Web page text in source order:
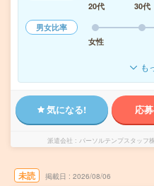
20代
30代
男女比率
女性
も
気になる! 応
派遣会社 パーソルテンプスタッフ
未読 掲載日 2026/08/06